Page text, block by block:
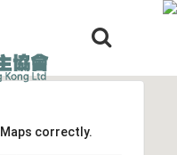
correctly.